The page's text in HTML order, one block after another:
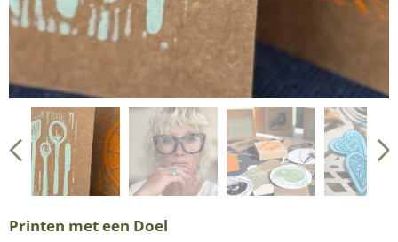
Printen met een Doel